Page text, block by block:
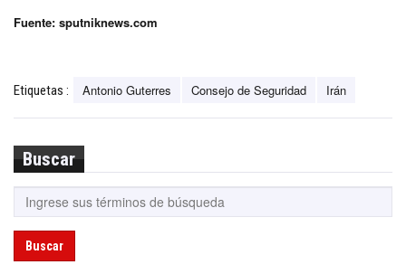
Fuente: sputniknews.com
Etiquetas : Antonio Guterres Consejo de Seguridad Irán
Buscar
Buscar